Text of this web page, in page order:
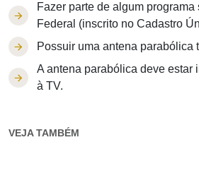
Fazer parte de algum
Federal (inscrito no Cadastro
Possuir uma antena parabólica
A antena parabólica deve estar
à TV.
VEJA TAMBÉM